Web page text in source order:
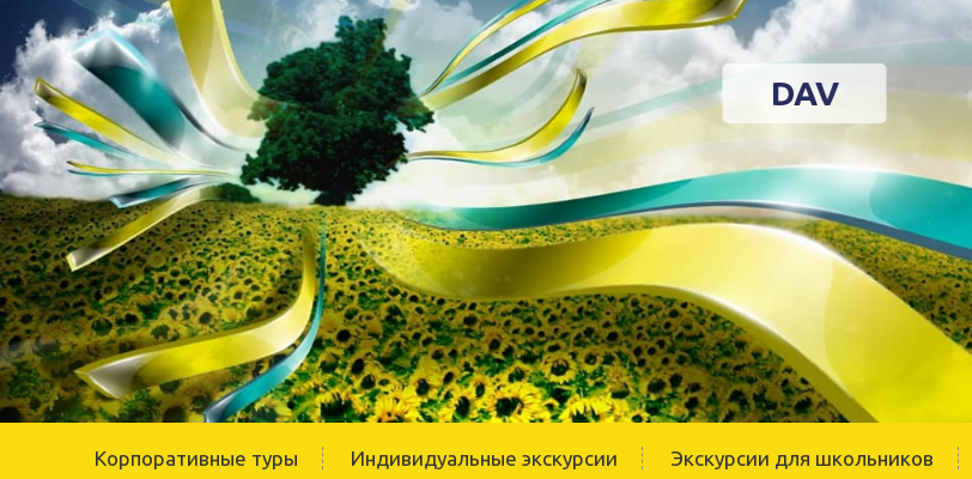
DAV
Корпоративные туры Индивидуальные экскурсии Экскурсии для школьников